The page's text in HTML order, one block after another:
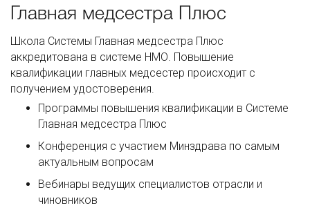
Главная медсестра Плюс
Школа Системы Главная медсестра Плюс
аккредитована в системе НМО. Повышение
квалификации главных медсестер происходит с
получением удостоверения.
Программы повышения квалификации в Системе
Главная медсестра Плюс
Конференция с участием Минздрава по самым
актуальным вопросам
Вебинары ведущих специалистов отрасли и
чиновников